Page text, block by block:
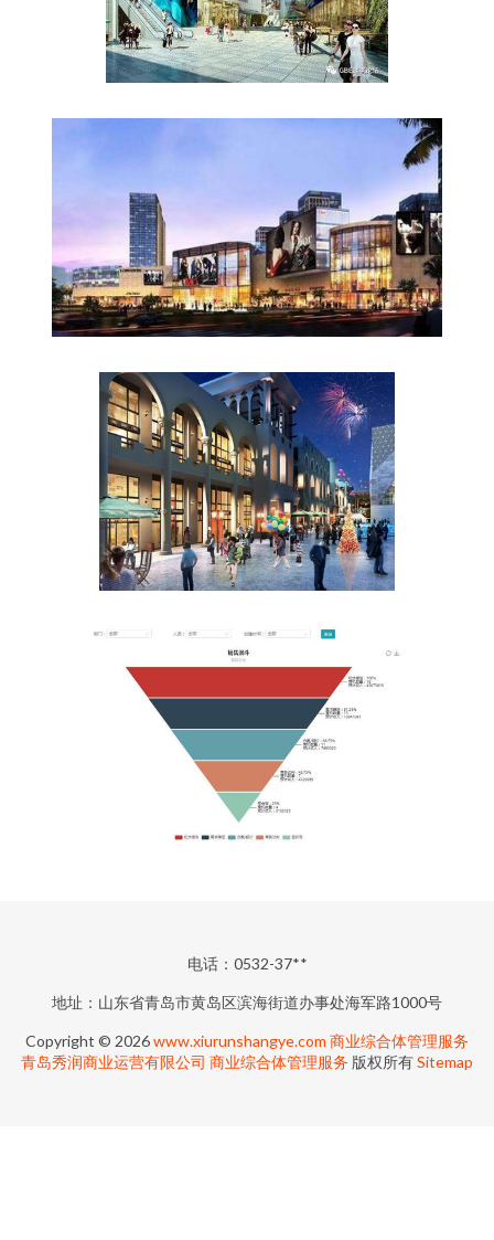
电话：0532-37**
地址：山东省青岛市黄岛区滨海街道办事处海军路1000号
Copyright © 2026www.xiurunshangye.com 商业综合体管理服务
青岛秀润商业运营有限公司 商业综合体管理服务 版权所有Sitemap